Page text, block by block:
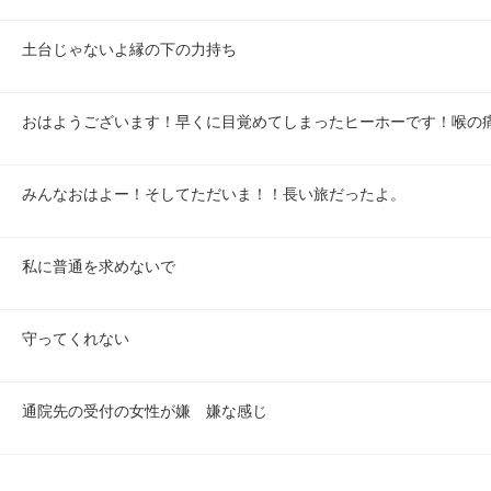
土台じゃないよ縁の下の力持ち
おはようございます！早くに目覚めてしまったヒーホーです！喉の
みんなおはよー！そしてただいま！！長い旅だったよ。
私に普通を求めないで
守ってくれない
通院先の受付の女性が嫌　嫌な感じ